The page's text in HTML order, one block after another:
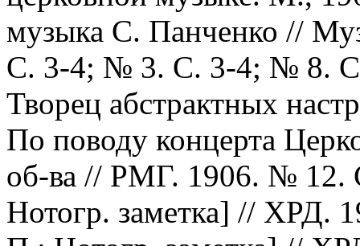
музыка С. Панченко //
С. 3-4; № 3. С. 3-4; № 8.
Творец абстрактных
По поводу концерта
об-ва // РМГ. 1906. № 12.
Нотогр. заметка] // ХРД.